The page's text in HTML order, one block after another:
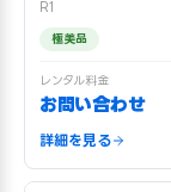
R1
極美品
レンタル料金
お問い合わせ
詳細を見る